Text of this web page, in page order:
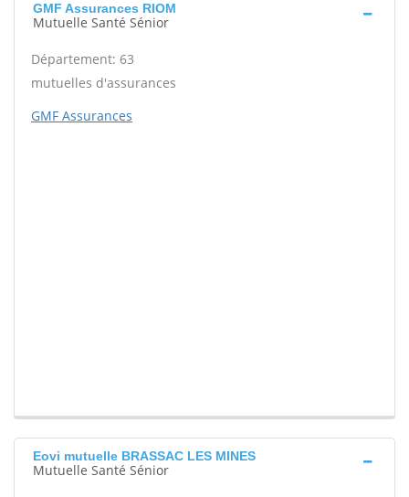
GMF Assurances RIOM
Mutuelle Santé Sénior
Département: 63
mutuelles d'assurances
GMF Assurances
Eovi mutuelle BRASSAC LES MINES
Mutuelle Santé Sénior